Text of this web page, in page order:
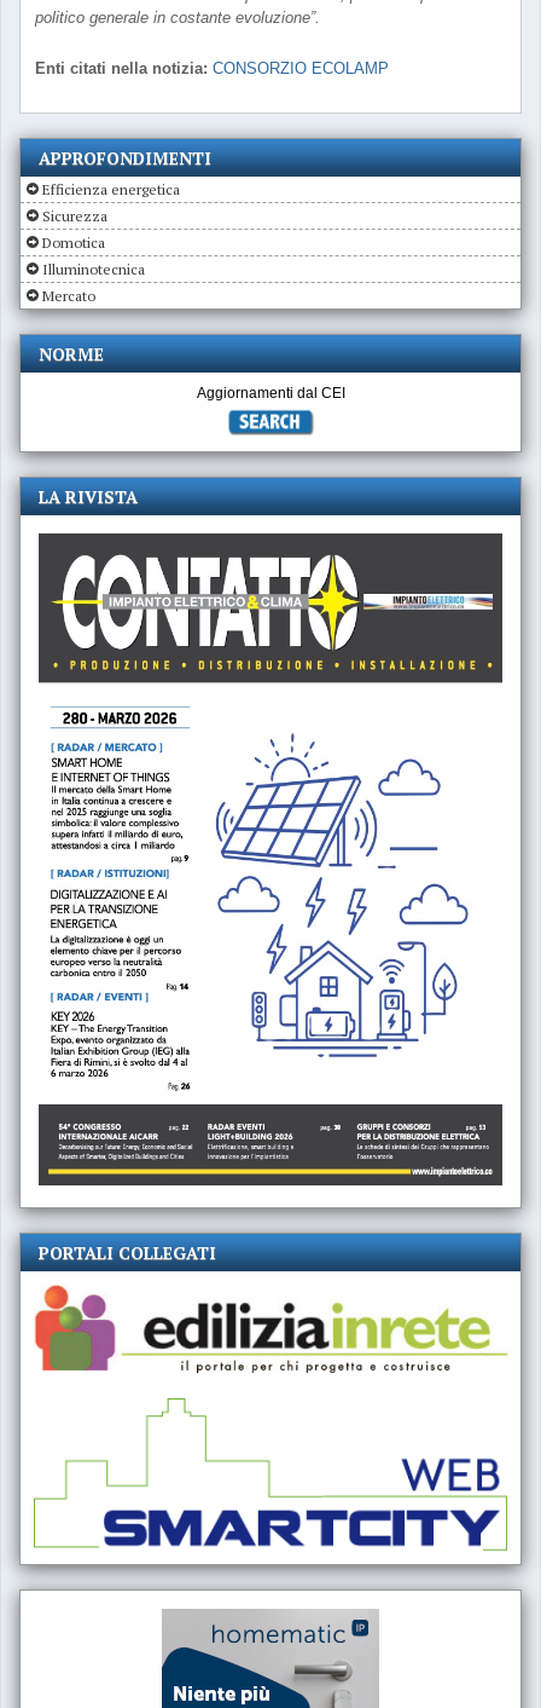
politico generale in costante evoluzione”.
Enti citati nella notizia: CONSORZIO ECOLAMP
APPROFONDIMENTI
Efficienza energetica
Sicurezza
Domotica
Illuminotecnica
Mercato
NORME
Aggiornamenti dal CEI
LA RIVISTA
PORTALI COLLEGATI